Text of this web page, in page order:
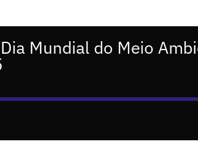
Mundial do Meio